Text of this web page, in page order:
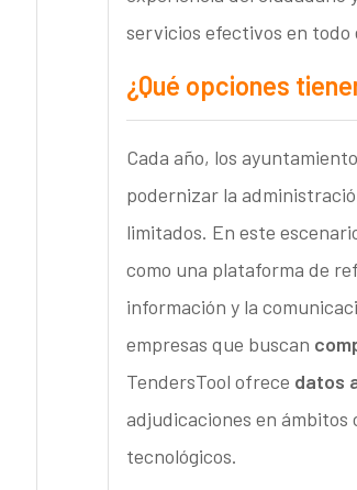
servicios efectivos en
¿Qué opciones
Cada año, los
podernizar la
limitados. En este
como una plataforma de
información y la
empresas que buscan
TendersTool ofrece datos
adjudicaciones en
tecnológicos.